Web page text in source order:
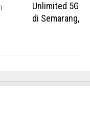
Unlimited 5G
di Semarang,